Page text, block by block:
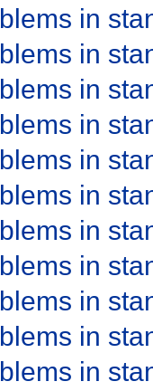
in
in
in
in
in
in
in
in
in
in
in